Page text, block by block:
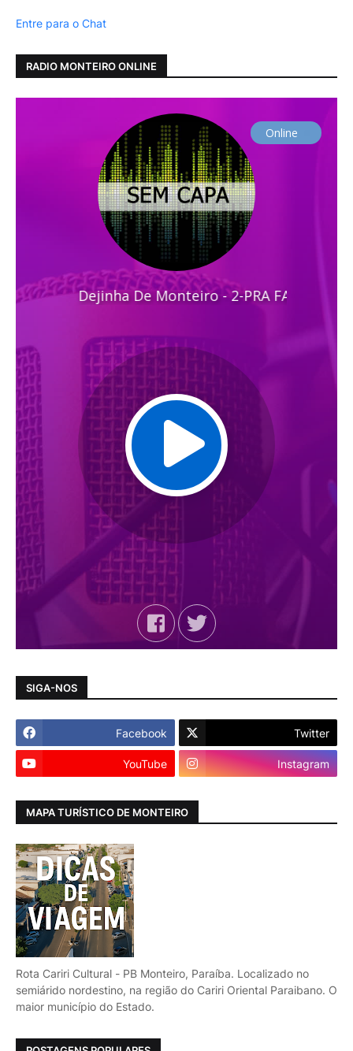
Entre para o Chat
RADIO MONTEIRO ONLINE
SIGA-NOS
Facebook Twitter
YouTube Instagram
MAPA TURÍSTICO DE MONTEIRO
Rota Cariri Cultural - PB Monteiro, Paraíba. Localizado no
semiárido nordestino, na região do Cariri Oriental Paraibano. O
maior município do Estado.